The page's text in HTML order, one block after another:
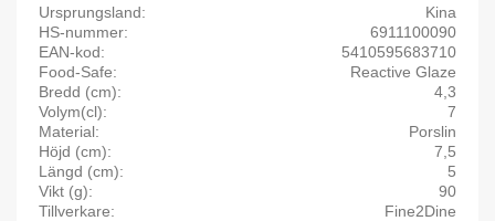
Ursprungsland
Kina
HS-nummer
6911100090
EAN-kod
5410595683710
Food-Safe
Reactive Glaze
Bredd (cm)
4,3
Volym(cl)
7
Material
Porslin
Höjd (cm)
7,5
Längd (cm)
5
Vikt (g)
90
Tillverkare
Fine2Dine